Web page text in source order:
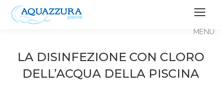
LA DISINFEZIONE CON CLORO
DELL’ACQUA DELLA PISCINA